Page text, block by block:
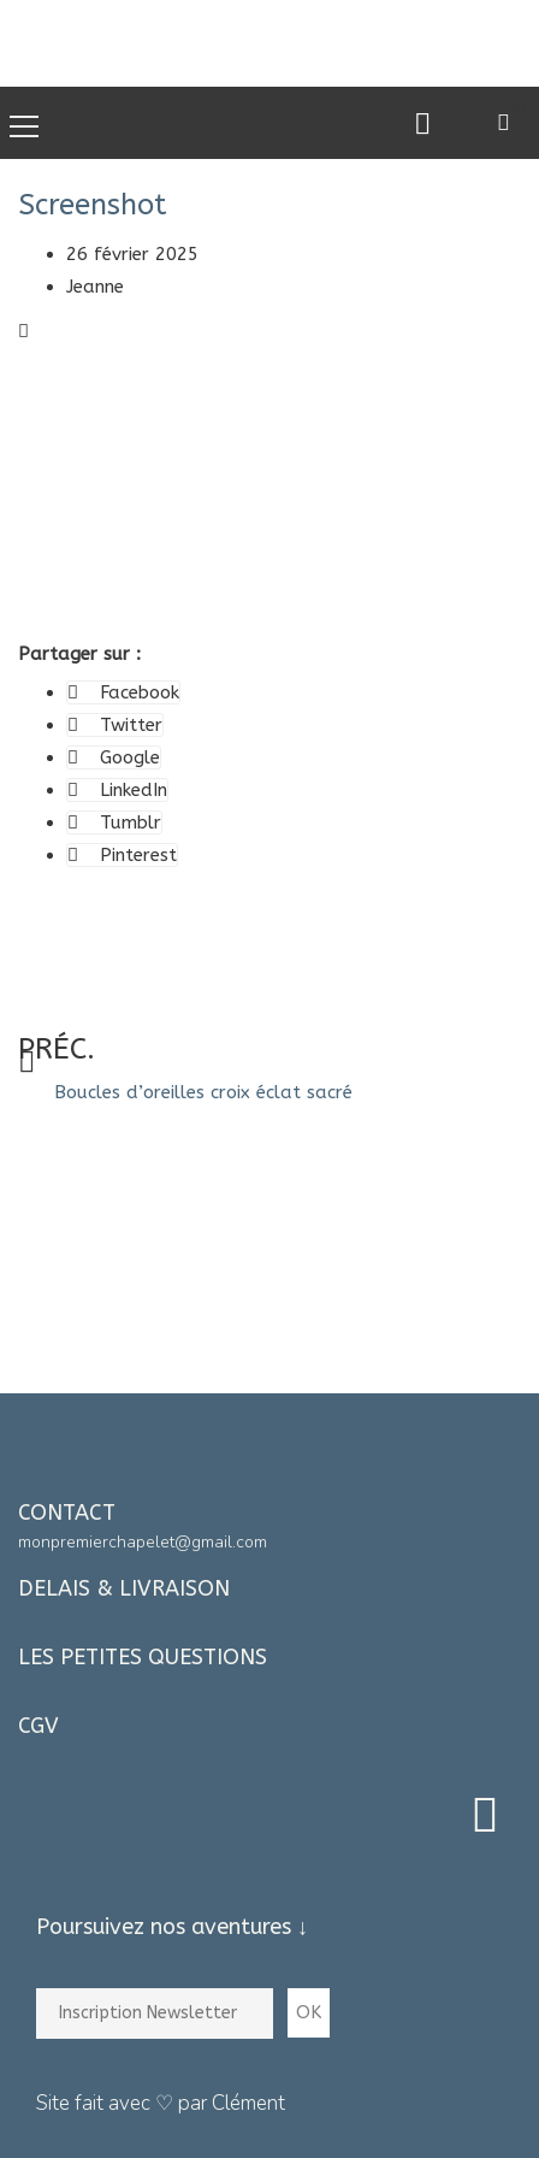
Screenshot
26 février 2025
Jeanne
Partager sur :
Facebook
Twitter
Google
LinkedIn
Tumblr
Pinterest
PRÉC.
Boucles d’oreilles croix éclat sacré
CONTACT
monpremierchapelet@gmail.com
DELAIS & LIVRAISON
LES PETITES QUESTIONS
CGV
Poursuivez nos aventures ↓
Site fait avec ♡ par Clément